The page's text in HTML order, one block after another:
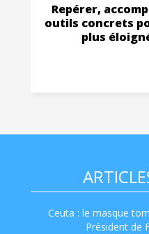
Repérer,
outils concrets
plus
Ceuta : le masque
Président de